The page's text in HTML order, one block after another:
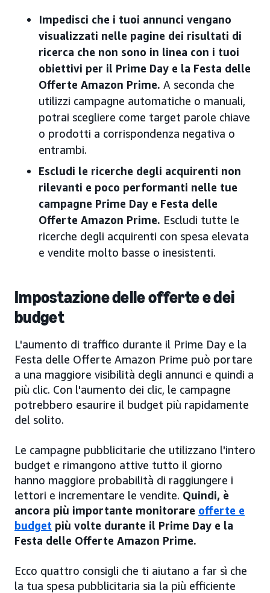
Impedisci che i tuoi annunci vengano
visualizzati nelle pagine dei risultati di
ricerca che non sono in linea con i tuoi
obiettivi per il Prime Day e la Festa delle
Offerte Amazon Prime. A seconda che
utilizzi campagne automatiche o manuali,
potrai scegliere come target parole chiave
o prodotti a corrispondenza negativa o
entrambi.
Escludi le ricerche degli acquirenti non
rilevanti e poco performanti nelle tue
campagne Prime Day e Festa delle
Offerte Amazon Prime. Escludi tutte le
ricerche degli acquirenti con spesa elevata
e vendite molto basse o inesistenti.
Impostazione delle offerte e dei
budget
L'aumento di traffico durante il Prime Day e la
Festa delle Offerte Amazon Prime può portare
a una maggiore visibilità degli annunci e quindi a
più clic. Con l'aumento dei clic, le campagne
potrebbero esaurire il budget più rapidamente
del solito.
Le campagne pubblicitarie che utilizzano l'intero
budget e rimangono attive tutto il giorno
hanno maggiore probabilità di raggiungere i
lettori e incrementare le vendite. Quindi, è
ancora più importante monitorare offerte e
budget più volte durante il Prime Day e la
Festa delle Offerte Amazon Prime.
Ecco quattro consigli che ti aiutano a far sì che
la tua spesa pubblicitaria sia la più efficiente